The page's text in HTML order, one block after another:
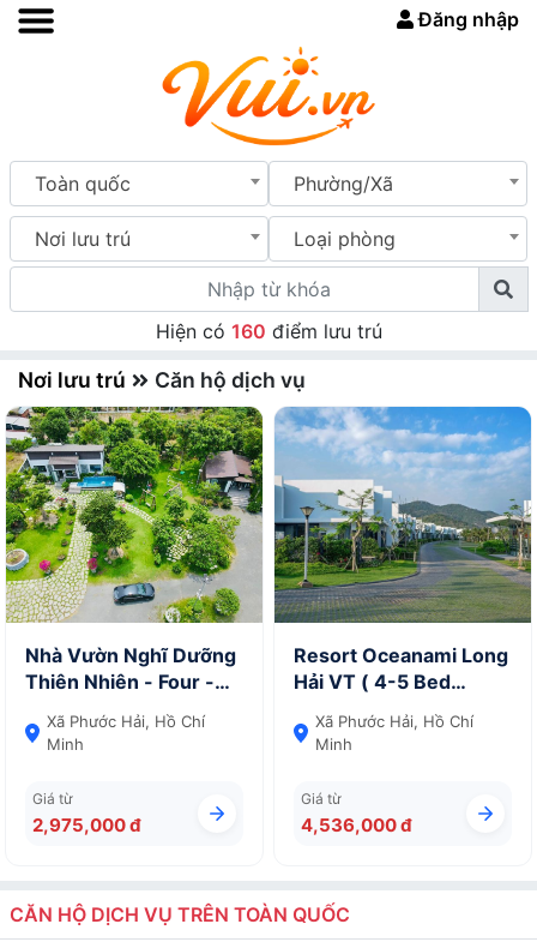
Đăng nhập
Toàn quốc Phường/Xã
Nơi lưu trú Loại phòng
Hiện có 160 điểm lưu trú
Nơi lưu trú Căn hộ dịch vụ
Nhà Vườn Nghĩ Dưỡng
Thiên Nhiên - Four -
Bedroom House
Xã Phước Hải, Hồ Chí
Minh
Giá từ
2,975,000 đ
Resort Oceanami Long
Hải VT ( 4-5 Bed
room) - Villa
Xã Phước Hải, Hồ Chí
Minh
Giá từ
4,536,000 đ
CĂN HỘ DỊCH VỤ TRÊN TOÀN QUỐC